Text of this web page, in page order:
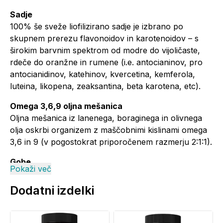
Sadje
100% še sveže liofilizirano sadje je izbrano po
skupnem prerezu flavonoidov in karotenoidov – s
širokim barvnim spektrom od modre do vijoličaste,
rdeče do oranžne in rumene (i.e. antocianinov, pro
antocianidinov, katehinov, kvercetina, kemferola,
luteina, likopena, zeaksantina, beta karotena, etc).
Omega 3,6,9 oljna mešanica
Oljna mešanica iz lanenega, boraginega in olivnega
olja oskrbi organizem z maščobnimi kislinami omega
3,6 in 9 (v pogostokrat priporočenem razmerju 2:1:1).
Gobe
Reishi (svetlikava pološčenka) je bogata s polisaharidi
beta glukani, shiitake (užitna nazobčanka) pa je
znana po zelo dobro raziskanem beta glukanu
lentinanu.
Pokaži več
Dodatni izdelki